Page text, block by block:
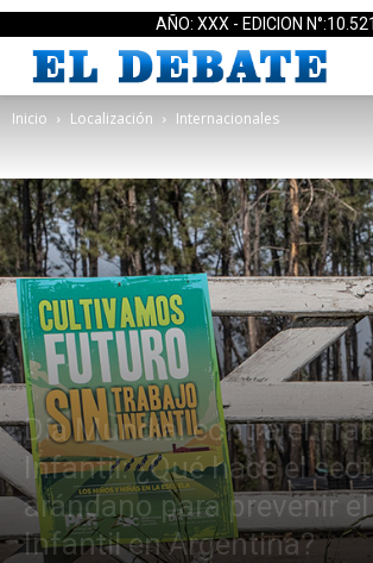
AÑO: XXX - EDICION N°:10.521
Inicio Localización Internacionales
Día Mundial contra el
Infantil: ¿Qué hace el
arándano para prevenir
Infantil en Argentina?